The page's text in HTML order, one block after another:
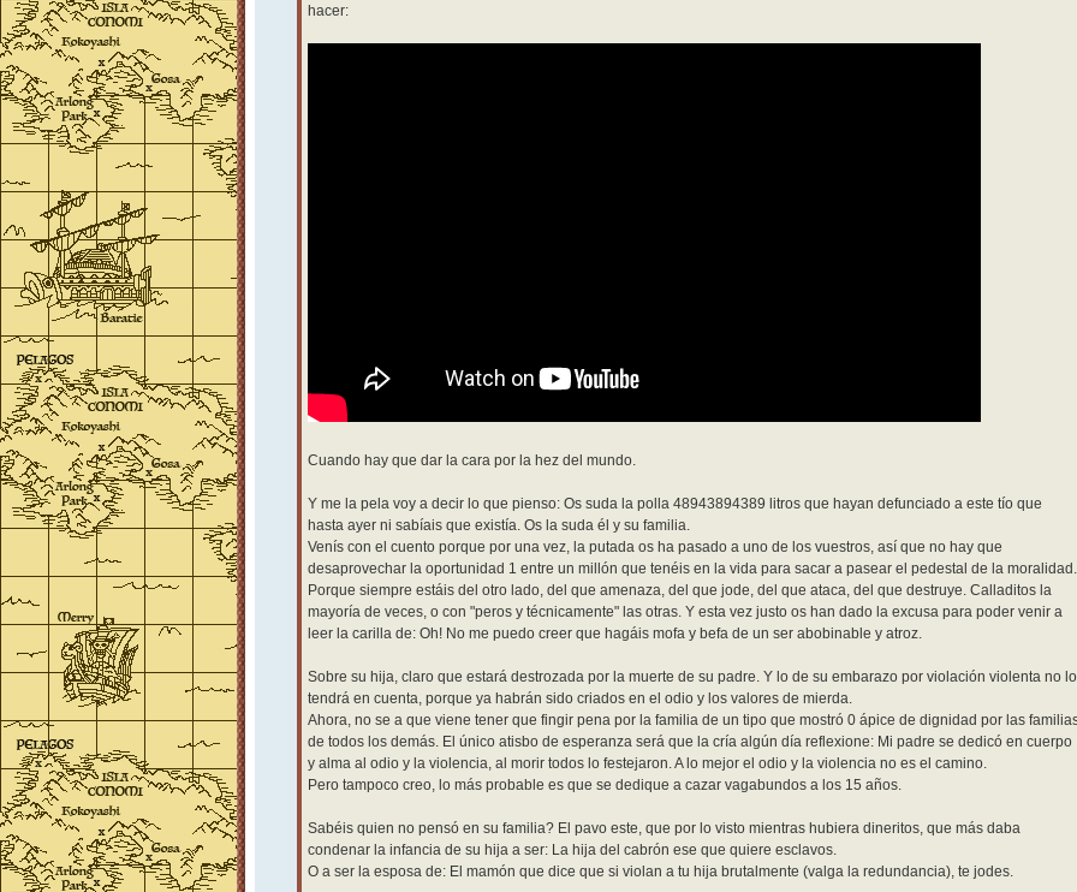
hacer:
Cuando hay que dar la cara por la hez del mundo.
Y me la pela voy a decir lo que pienso: Os suda la polla 48943894389 litros que hayan defunciado a este tío que
hasta ayer ni sabíais que existía. Os la suda él y su familia.
Venís con el cuento porque por una vez, la putada os ha pasado a uno de los vuestros, así que no hay que
desaprovechar la oportunidad 1 entre un millón que tenéis en la vida para sacar a pasear el pedestal de la moralidad.
Porque siempre estáis del otro lado, del que amenaza, del que jode, del que ataca, del que destruye. Calladitos la
mayoría de veces, o con "peros y técnicamente" las otras. Y esta vez justo os han dado la excusa para poder venir a
leer la carilla de: Oh! No me puedo creer que hagáis mofa y befa de un ser abobinable y atroz.
Sobre su hija, claro que estará destrozada por la muerte de su padre. Y lo de su embarazo por violación violenta no lo
tendrá en cuenta, porque ya habrán sido criados en el odio y los valores de mierda.
Ahora, no se a que viene tener que fingir pena por la familia de un tipo que mostró 0 ápice de dignidad por las
de todos los demás. El único atisbo de esperanza será que la cría algún día reflexione: Mi padre se dedicó en cuerpo
y alma al odio y la violencia, al morir todos lo festejaron. A lo mejor el odio y la violencia no es el camino.
Pero tampoco creo, lo más probable es que se dedique a cazar vagabundos a los 15 años.
Sabéis quien no pensó en su familia? El pavo este, que por lo visto mientras hubiera dineritos, que más daba
condenar la infancia de su hija a ser: La hija del cabrón ese que quiere esclavos.
O a ser la esposa de: El mamón que dice que si violan a tu hija brutalmente (valga la redundancia), te jodes.